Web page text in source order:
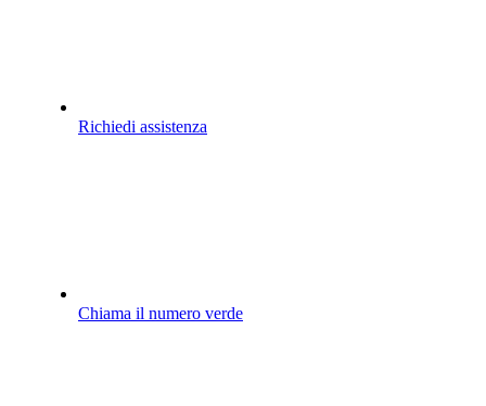
Richiedi assistenza
Chiama il numero verde